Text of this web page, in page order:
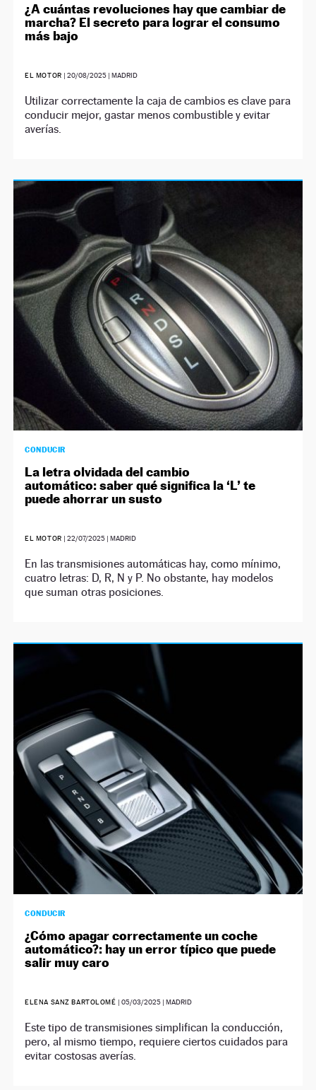
¿A cuántas revoluciones hay que cambiar de
marcha? El secreto para lograr el consumo
más bajo
EL MOTOR | 20/08/2025| MADRID
Utilizar correctamente la caja de cambios es clave para
conducir mejor, gastar menos combustible y evitar
averías.
CONDUCIR
La letra olvidada del cambio
automático: saber qué significa la ‘L’ te
puede ahorrar un susto
EL MOTOR | 22/07/2025| MADRID
En las transmisiones automáticas hay, como mínimo,
cuatro letras: D, R, N y P. No obstante, hay modelos
que suman otras posiciones.
CONDUCIR
¿Cómo apagar correctamente un coche
automático?: hay un error típico que puede
salir muy caro
ELENA SANZ BARTOLOMÉ | 05/03/2025| MADRID
Este tipo de transmisiones simplifican la conducción,
pero, al mismo tiempo, requiere ciertos cuidados para
evitar costosas averías.